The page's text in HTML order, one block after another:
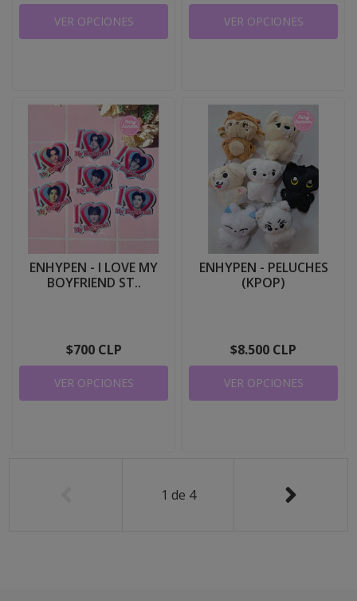
VER OPCIONES VER OPCIONES
ENHYPEN - I LOVE MY
BOYFRIEND ST..
$700 CLP
VER OPCIONES
ENHYPEN - PELUCHES
(KPOP)
$8.500 CLP
VER OPCIONES
1 de 4